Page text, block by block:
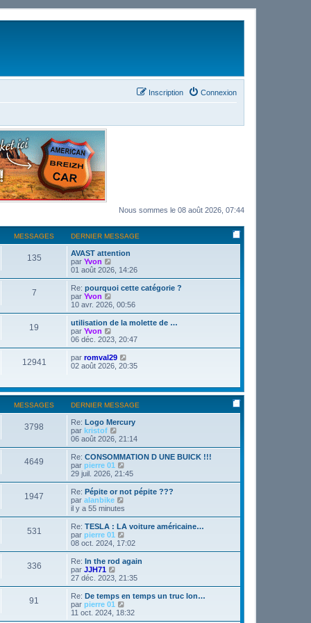
Connexion
Inscription
Nous sommes le 08 août 2026, 07:44
MESSAGES DERNIER MESSAGE
135
AVAST attention
par Yvon
o
n
s
l
t
e
r
l
e
e
r
i
e
r
e
s
s
a
g
e
01 août 2026, 14:26
7 Re: pourquoi cette catégorie ?
par Yvon
o
n
s
l
e
r
l
d
e
r
n
i
e
r
m
e
s
s
a
e
10 avr. 2026, 00:56
19
utilisation de la molette de …
par Yvon
o
n
s
u
e
r
l
e
d
e
r
n
i
e
r
m
e
s
s
a
e
06 déc. 2023, 20:47
12941 par romval29
o
u
l
t
e
r
e
d
e
n
i
e
e
s
s
a
g
02 août 2026, 20:35
MESSAGES DERNIER MESSAGE
3798 Re: Logo Mercury
par kristof
o
n
s
u
l
r
l
e
e
r
n
i
e
m
e
s
s
a
06 août 2026, 21:14
4649 Re: CONSOMMATION D UNE BUICK !!!
par pierre 01
o
n
s
e
r
e
e
n
i
e
m
29 juil. 2026, 21:45
1947 Re: Pépite or not pépite ???
par alanbike
n
s
l
r
l
e
e
n
il y a 55 minutes
531 Re: TESLA : LA voiture américaine…
par pierre 01
o
n
s
u
l
r
l
e
08 oct. 2024, 17:02
336 Re: In the rod again
par JJH71
o
n
s
u
l
27 déc. 2023, 21:35
91 Re: De temps en temps un truc lon…
par pierre 01
o
n
11 oct. 2024, 18:32